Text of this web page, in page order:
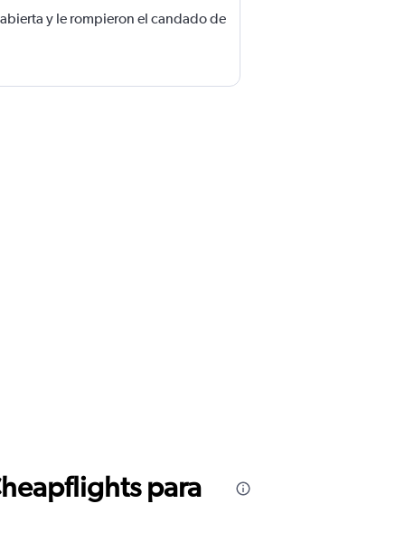
y le rompieron el candado de
para